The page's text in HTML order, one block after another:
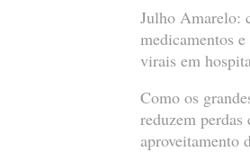
Julho Amarelo:
medicamentos
virais em
Como os
reduzem
aproveitamento